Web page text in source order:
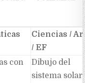
Ciencias /
/ EF
con
Dibujo del
sistema solar